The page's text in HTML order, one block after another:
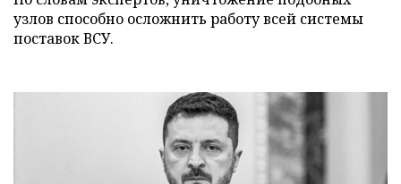
узлов способно осложнить работу всей системы
поставок ВСУ.